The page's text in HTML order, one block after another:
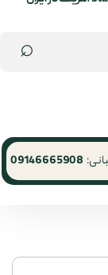
⌕
09146665908